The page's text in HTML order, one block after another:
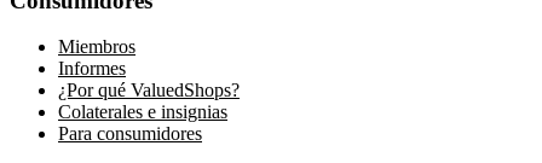
Miembros
Informes
¿Por qué ValuedShops?
Colaterales e insignias
Para consumidores